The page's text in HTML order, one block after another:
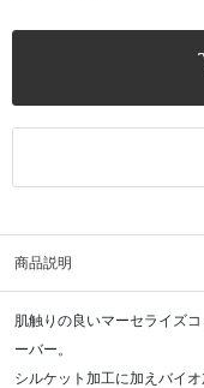
商品説明
肌触りの良いマーセライズ
ーバー。
シルケット加工に加えバイ